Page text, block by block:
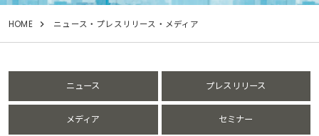
HOME ニュース・プレスリリース・メディア
ニュース プレスリリース
メディア セミナー